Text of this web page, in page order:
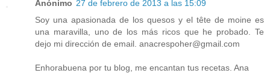
Anónimo 27 de febrero de 2013 a las 15:09
Soy una apasionada de los quesos y el tête de moine es
una maravilla, uno de los más ricos que he probado. Te
dejo mi dirección de email. anacrespoher@gmail.com
Enhorabuena por tu blog, me encantan tus recetas. Ana